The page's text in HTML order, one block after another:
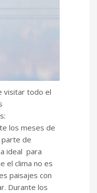
visitar todo el
los meses de
de
ideal para
el clima no es
paisajes con
Durante los